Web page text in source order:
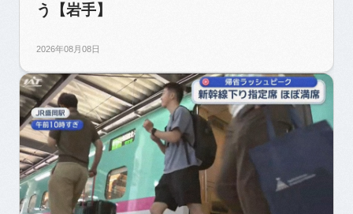
う【岩手】
2026年08月08日